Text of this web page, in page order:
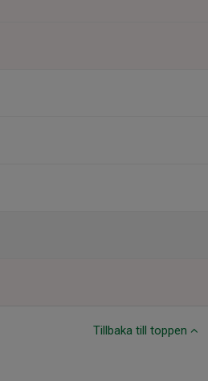
Tillbaka till toppen